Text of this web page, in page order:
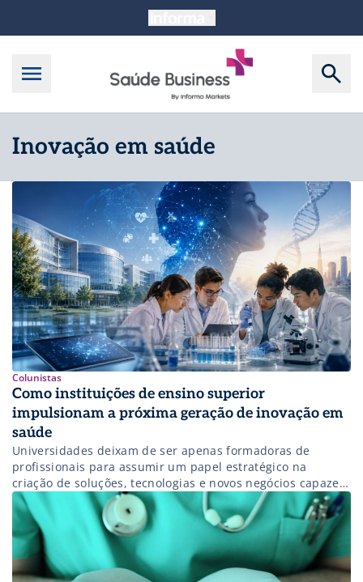
Inovação em saúde
Colunistas
Como instituições de ensino superior
impulsionam a próxima geração de inovação em
saúde
Universidades deixam de ser apenas formadoras de
profissionais para assumir um papel estratégico na
criação de soluções, tecnologias e novos negócios capazes
de transformar o setor da saúde.